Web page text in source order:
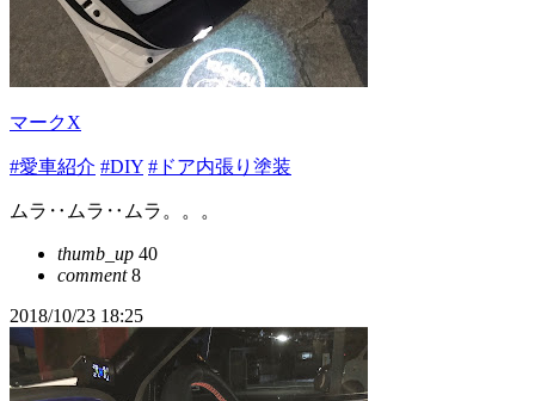
マークX
#愛車紹介 #DIY #ドア内張り塗装
ムラ‥ムラ‥ムラ。。。
thumb_up 40
comment8
2018/10/23 18:25